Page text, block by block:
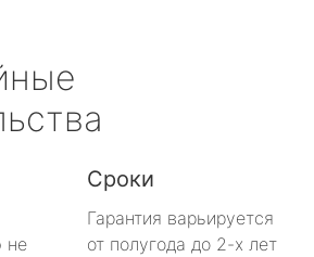
не
Сроки
Гарантия варьируется
от полугода до 2-х лет